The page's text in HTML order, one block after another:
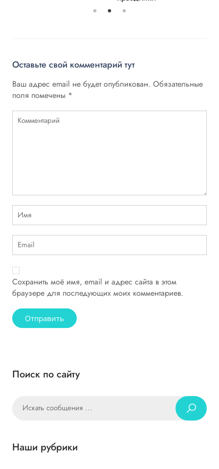
Оставьте свой комментарий тут
Ваш адрес email не будет опубликован. Обязательные
поля помечены *
Сохранить моё имя, email и адрес сайта в этом
браузере для последующих моих комментариев.
Поиск по сайту
Наши рубрики